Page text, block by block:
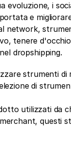
evoluzione, i
e
network,
tenere
dropshipping.
strumenti
di
utilizzati da